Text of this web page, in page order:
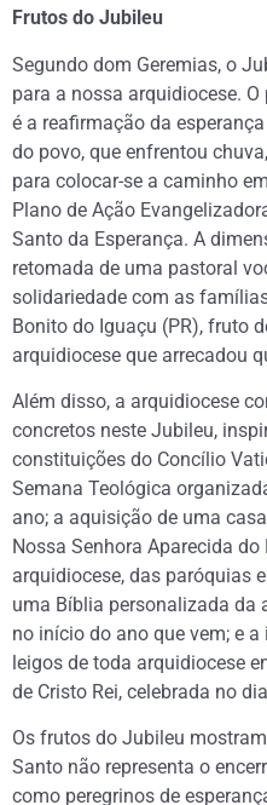
Frutos do Jubileu
Segundo dom Geremias, o
para a nossa arquidiocese.
é a reafirmação da
do povo, que enfrentou
para colocar-se a caminho
Plano de Ação
Santo da Esperança. A
retomada de uma pastoral
solidariedade com as
Bonito do Iguaçu (PR), fruto
arquidiocese que arrecadou
Além disso, a arquidiocese
concretos neste Jubileu,
constituições do Concílio
Semana Teológica
ano; a aquisição de uma
Nossa Senhora Aparecida
arquidiocese, das paróquias
uma Bíblia personalizada da
no início do ano que vem; e
leigos de toda arquidiocese
de Cristo Rei, celebrada no
Os frutos do Jubileu
Santo não representa o
como peregrinos de